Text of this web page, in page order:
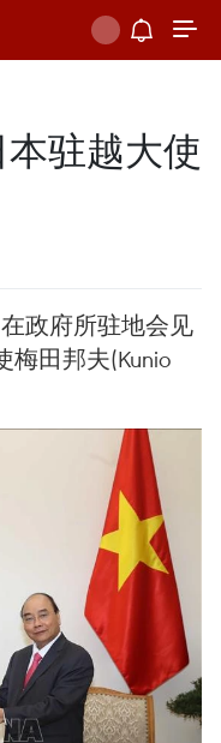
驻越大使
政府所驻地会见
田邦夫(Kunio